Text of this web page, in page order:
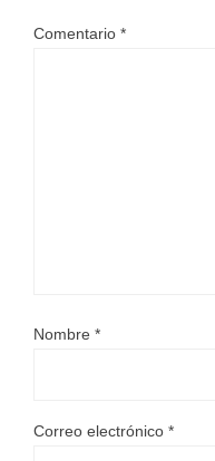
Comentario *
Nombre *
Correo electrónico *